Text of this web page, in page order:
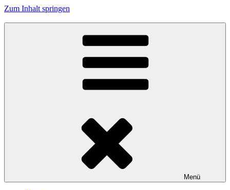
Zum Inhalt springen
Menü